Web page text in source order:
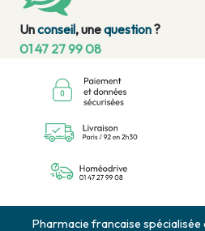
Unconseil, unequestion?
01 47 27 99 08
Pharmacie francaise